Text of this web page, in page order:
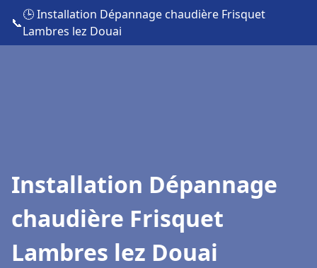
📞
🕒 Installation Dépannage chaudière Frisquet
Lambres lez Douai
Installation Dépannage
chaudière Frisquet
Lambres lez Douai